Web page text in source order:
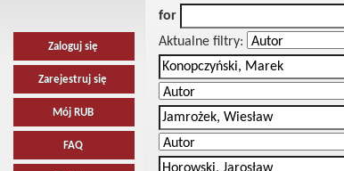
Zaloguj się
Zarejestruj się
Mój RUB
FAQ
for
Aktualne filtry: